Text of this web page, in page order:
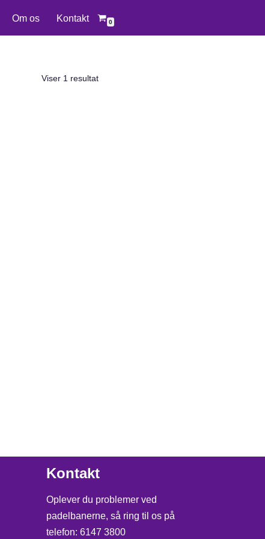
Om os Kontakt 0
Viser 1 resultat
Kontakt
Oplever du problemer ved
padelbanerne, så ring til os på
telefon: 6147 3800